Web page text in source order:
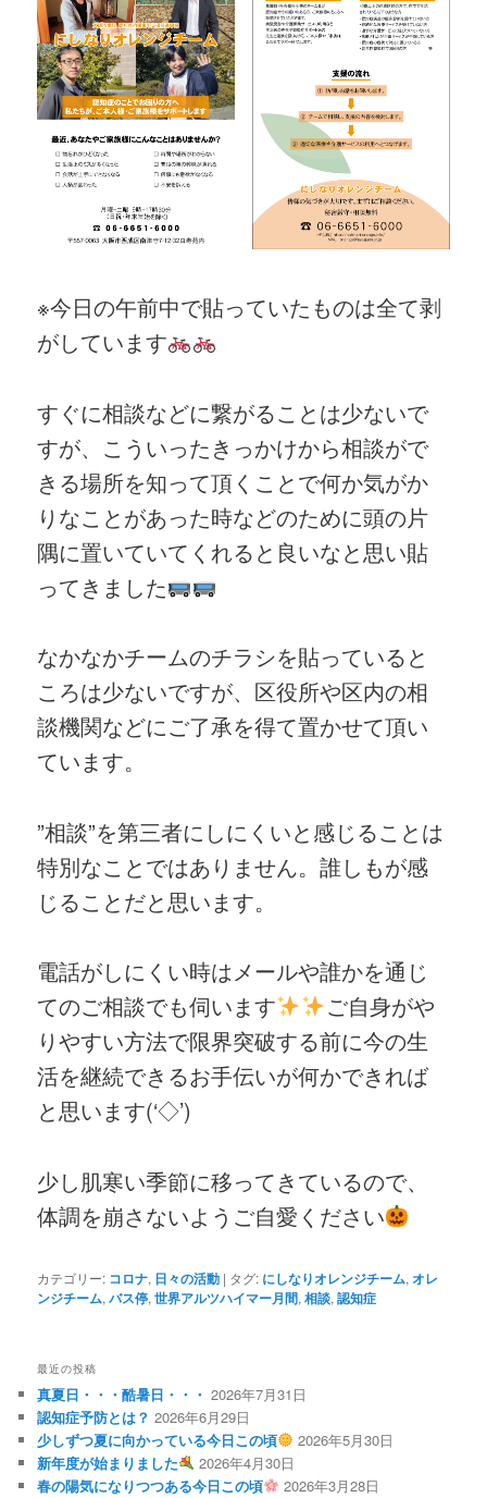
※今日の午前中で貼っていたものは全て剥
がしています
すぐに相談などに繋がることは少ないで
すが、こういったきっかけから相談がで
きる場所を知って頂くことで何か気がか
りなことがあった時などのために頭の片
隅に置いていてくれると良いなと思い貼
ってきました
なかなかチームのチラシを貼っていると
ころは少ないですが、区役所や区内の相
談機関などにご了承を得て置かせて頂い
ています。
”相談”を第三者にしにくいと感じることは
特別なことではありません。誰しもが感
じることだと思います。
電話がしにくい時はメールや誰かを通じ
てのご相談でも伺います
ご自身がや
りやすい方法で限界突破する前に今の生
活を継続できるお手伝いが何かできれば
と思います(‘◇’)ゞ
少し肌寒い季節に移ってきているので、
体調を崩さないようご自愛ください
カテゴリー: コロナ, 日々の活動 | タグ: にしなりオレンジチーム,オレ
ンジチーム,バス停,世界アルツハイマー月間,相談,認知症
最近の投稿
真夏日・・・酷暑日・・・ 2026年7月31日
認知症予防とは？ 2026年6月29日
少しずつ夏に向かっている今日この頃
2026年5月30日
新年度が始まりました
2026年4月30日
春の陽気になりつつある今日この頃
2026年3月28日